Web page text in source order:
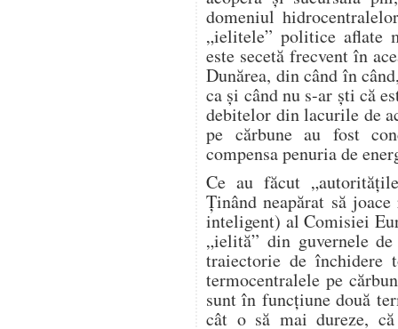
domeniul
„ielitele” politice aflate
este secetă frecvent în
Dunărea, din când în
ca și când nu s-ar ști că
debitelor din lacurile de
pe cărbune au fost
compensa penuria de
Ce au făcut
Ținând neapărat să
inteligent) al Comisiei
„ielită” din guvernele
traiectorie de închidere
termocentralele pe
sunt în funcțiune două
cât o să mai dureze,